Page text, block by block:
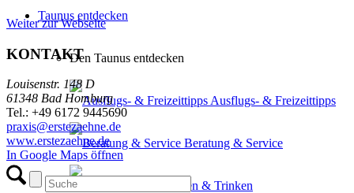
Taunus entdecken
Den Taunus entdecken
Ausflugs- & Freizeittipps
Beratung & Service
Essen & Trinken
Weiter zur Webseite
KONTAKT
Louisenstr. 148 D
61348 Bad Homburg
Tel.: +49 6172 9445690
praxis@erstezaehne.de
www.erstezaehne.de
In Google Maps öffnen